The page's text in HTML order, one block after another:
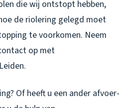
die wij ontstopt hebben,
de riolering gelegd moet
te voorkomen. Neem
op met
Of heeft u een ander afvoer-